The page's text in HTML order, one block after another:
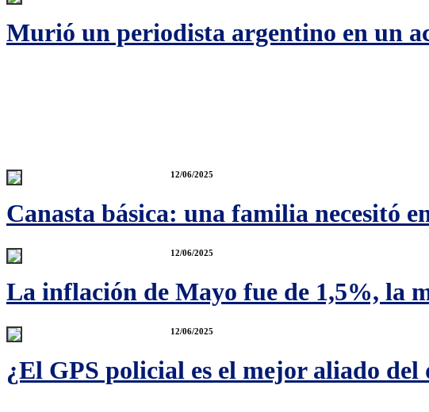
Murió un periodista argentino en un
12/06/2025
Canasta básica: una familia necesitó
12/06/2025
La inflación de Mayo fue de 1,5%, la
12/06/2025
¿El GPS policial es el mejor aliado del